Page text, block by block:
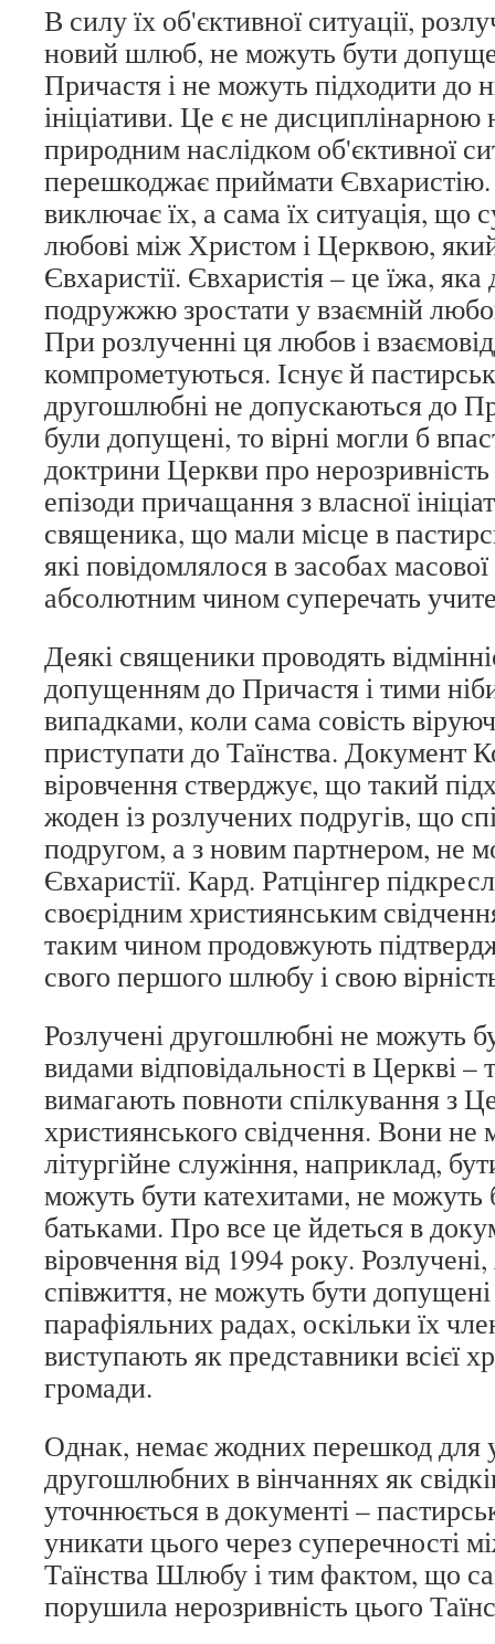
В силу їх об'єктивної ситуації,
новий шлюб, не можуть бути
Причастя і не можуть підходити до
ініціативи. Це є не
природним наслідком об'єктивної
перешкоджає приймати
виключає їх, а сама їх ситуація, що
любові між Христом і Церквою,
Євхаристії. Євхаристія – це їжа,
подружжю зростати у взаємній
При розлученні ця любов і
компрометуються. Існує й
другошлюбні не допускаються до
були допущені, то вірні могли б
доктрини Церкви про
епізоди причащання з власної
священика, що мали місце в
які повідомлялося в засобах
абсолютним чином суперечать
Деякі священики проводять
допущенням до Причастя і тими
випадками, коли сама совість
приступати до Таїнства. Документ
віровчення стверджує, що такий
жоден із розлучених подругів, що
подругом, а з новим партнером, не
Євхаристії. Кард. Ратцінгер
своєрідним християнським
таким чином продовжують
свого першого шлюбу і свою
Розлучені другошлюбні не можуть
видами відповідальності в Церкві –
вимагають повноти спілкування з
християнського свідчення. Вони не
літургійне служіння, наприклад,
можуть бути катехитами, не
батьками. Про все це йдеться в
віровчення від 1994 року.
співжиття, не можуть бути допущені
парафіяльних радах, оскільки їх
виступають як представники всієї
громади.
Однак, немає жодних перешкод для
другошлюбних в вінчаннях як
уточнюється в документі –
уникати цього через суперечності
Таїнства Шлюбу і тим фактом, що
порушила нерозривність цього